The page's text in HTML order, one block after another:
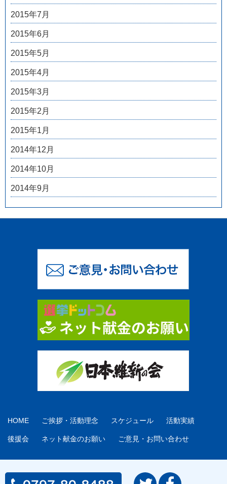
2015年7月
2015年6月
2015年5月
2015年4月
2015年3月
2015年2月
2015年1月
2014年12月
2014年10月
2014年9月
HOME ご挨拶・活動理念 スケジュール 活動実績
後援会 ネット献金のお願い ご意見・お問い合わせ